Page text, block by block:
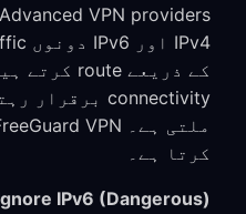
Advanced VPN providers
کرتا ہے۔
IPv6 (Dangerous):